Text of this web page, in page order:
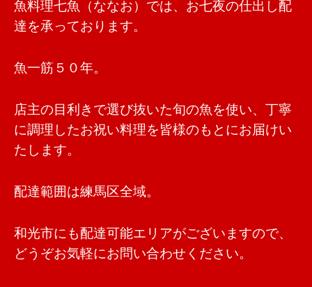
魚料理七魚（ななお）では、お七夜の仕出し配
達を承っております。
魚一筋５０年。
店主の目利きで選び抜いた旬の魚を使い、丁寧
に調理したお祝い料理を皆様のもとにお届けい
たします。
配達範囲は練馬区全域。
和光市にも配達可能エリアがございますので、
どうぞお気軽にお問い合わせください。